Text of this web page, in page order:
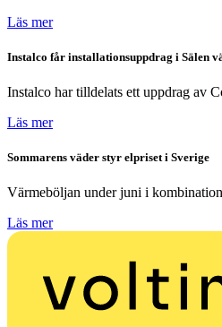
Läs mer
Instalco får installationsuppdrag i Sälen
Instalco har tilldelats ett uppdrag av
Läs mer
Sommarens väder styr elpriset i Sverige
Värmeböljan under juni i
Läs mer